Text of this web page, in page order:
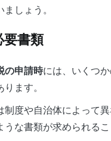
しょう。
書類
の申請時には、いくつ
ます。
制度や自治体によって
な書類が求められるこ